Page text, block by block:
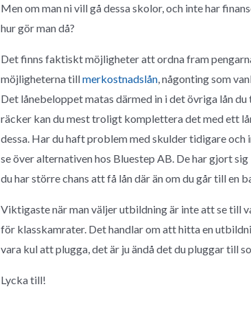
Men om man ni vill gå dessa skolor, och inte har
hur gör man då?
Det finns faktiskt möjligheter att ordna fram
möjligheterna tillmerkostnadslån, någonting som
Det lånebeloppet matas därmed in i det övriga lån du
räcker kan du mest troligt komplettera det med ett
dessa. Har du haft problem med skulder tidigare
se över alternativen hos Bluestep AB. De har gjort
du har större chans att få lån där än om du går till en
Viktigaste när man väljer utbildning är inte att se till
för klasskamrater. Det handlar om att hitta en
vara kul att plugga, det är ju ändå det du pluggar till
Lycka till!